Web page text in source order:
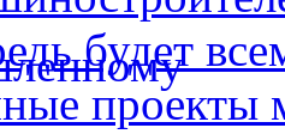
будет